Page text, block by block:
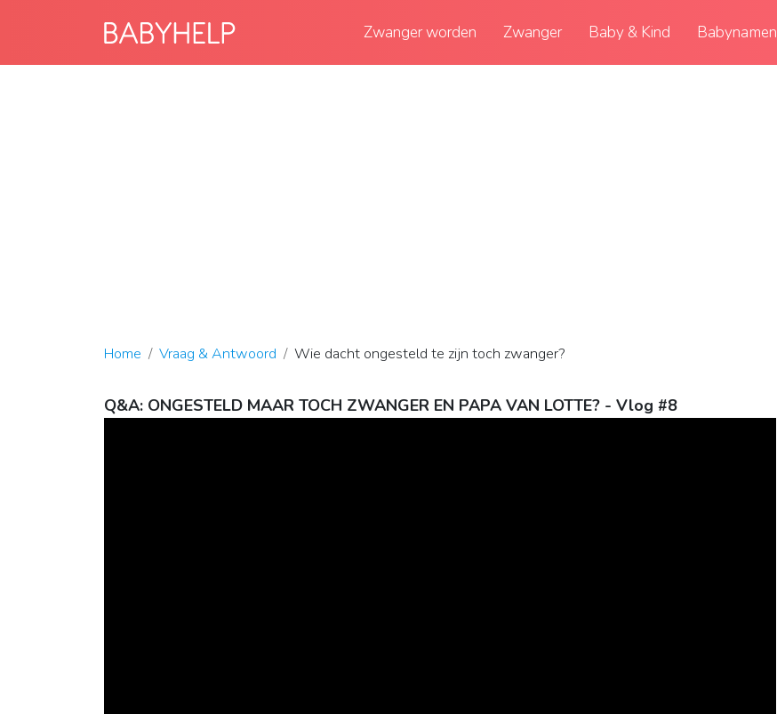
Zwanger worden Zwanger Baby & Kind Babynamen
Home Vraag & Antwoord Wie dacht ongesteld te zijn toch zwanger?
Q&A: ONGESTELD MAAR TOCH ZWANGER EN PAPA VAN LOTTE? - Vlog #8